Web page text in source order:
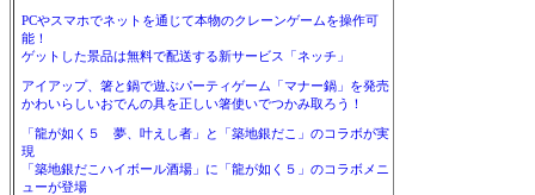
PCやスマホでネットを通じて本物のクレーンゲームを操作可
能！
ゲットした景品は無料で配送する新サービス「ネッチ」
アイアップ、箸と鍋で遊ぶパーティゲーム「マナー鍋」を発売
かわいらしいおでんの具を正しい箸使いでつかみ取ろう！
「龍が如く５ 夢、叶えし者」と「築地銀だこ」のコラボが実
現
「築地銀だこハイボール酒場」に「龍が如く５」のコラボメニ
ューが登場